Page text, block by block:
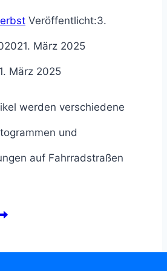
Veröffentlicht:3.
21. März 2025
März 2025
werden verschiedene
und
auf Fahrradstraßen